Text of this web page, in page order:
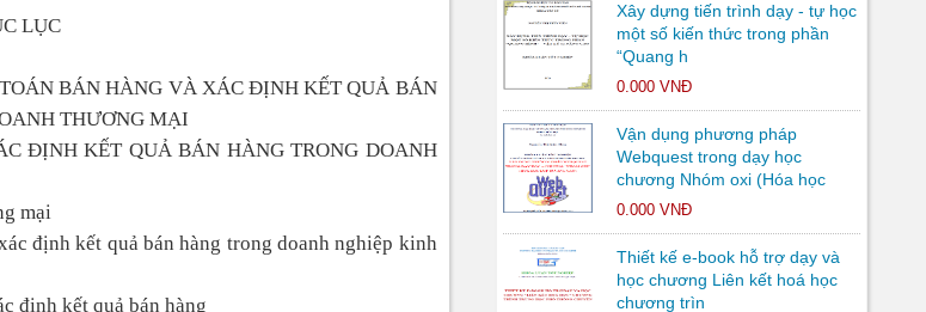
LỤC
BÁN HÀNG VÀ XÁC ĐỊNH KẾT QUẢ BÁN
THƯƠNG MẠI
ĐỊNH KẾT QUẢ BÁN HÀNG TRONG DOANH
mại
định kết quả bán hàng trong doanh nghiệp kinh
định kết quả bán hàng
Xây dựng tiến trình dạy - tự học
một số kiến thức trong phần
“Quang h
0.000 VNĐ
Vận dụng phương pháp
Webquest trong dạy học
chương Nhóm oxi (Hóa học
0.000 VNĐ
Thiết kế e-book hỗ trợ dạy và
học chương Liên kết hoá học
chương trìn